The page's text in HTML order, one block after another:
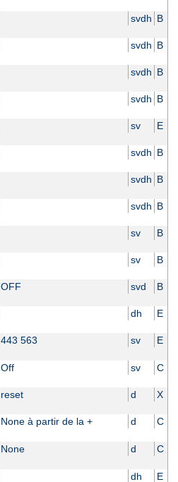
svdh B
svdh B
svdh B
svdh B
sv E
svdh B
svdh B
svdh B
sv B
sv B
OFF svd B
dh E
443 563 sv E
Off sv C
reset d X
None à partir de la + d C
None d C
dh E